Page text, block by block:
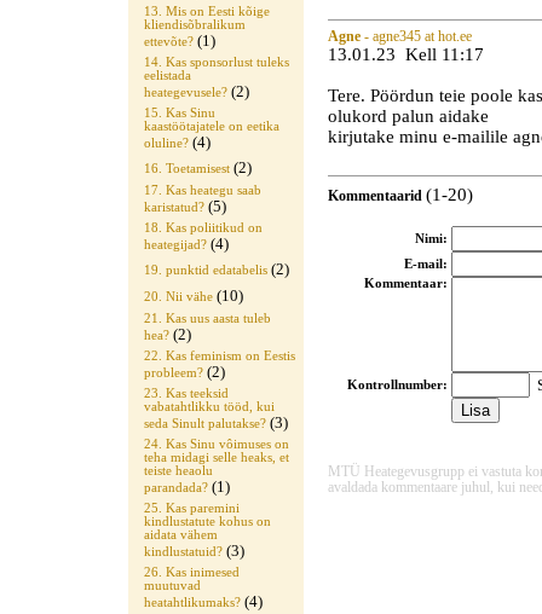
13. Mis on Eesti kõige
kliendisõbralikum
ettevõte? (1)
14. Kas sponsorlust tuleks
eelistada
heategevusele? (2)
15. Kas Sinu
kaastöötajatele on eetika
oluline? (4)
16. Toetamisest (2)
17. Kas heategu saab
karistatud? (5)
18. Kas poliitikud on
heategijad? (4)
19. punktid edatabelis (2)
20. Nii vähe (10)
21. Kas uus aasta tuleb
hea? (2)
22. Kas feminism on Eestis
probleem? (2)
23. Kas teeksid
vabatahtlikku tööd, kui
seda Sinult palutakse? (3)
24. Kas Sinu vôimuses on
teha midagi selle heaks, et
teiste heaolu
parandada? (1)
25. Kas paremini
kindlustatute kohus on
aidata vähem
kindlustatuid? (3)
26. Kas inimesed
muutuvad
heatahtlikumaks? (4)
Agne - agne345 at hot.ee
13.01.23 Kell 11:17
Tere. Pöördun teie poole
olukord palun aidake
kirjutake minu e-mailile
Kommentaarid (1-20)
Nimi:
E-mail:
Kommentaar:
Kontrollnumber:
MTÜ Heategevusgrupp ei vastuta
avaldada kommentaare juhul, kui